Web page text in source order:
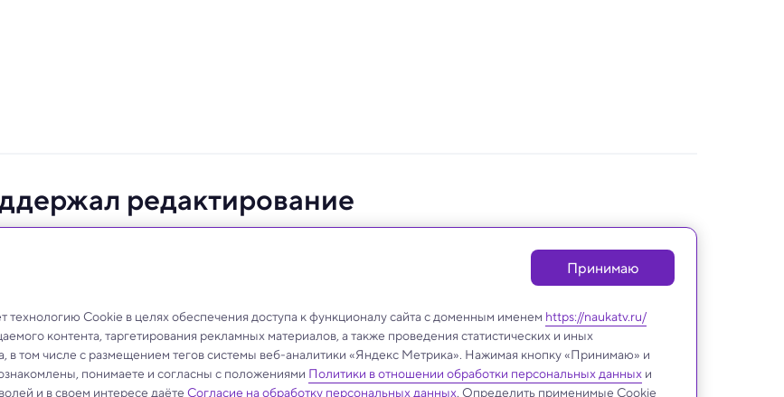
редактирование
Принимаю
Cookie в целях обеспечения доступа к функционалу сайта с доменным именем https://naukatv.ru/
контента, таргетирования рекламных материалов, а также проведения статистических и иных
в том числе с размещением тегов системы веб-аналитики «Яндекс Метрика». Нажимая кнопку «Принимаю» и
понимаете и согласны с положениями Политики в отношении обработки персональных данных и
и в своем интересе даётеСогласие на обработку персональных данных. Определить применимые Cookie